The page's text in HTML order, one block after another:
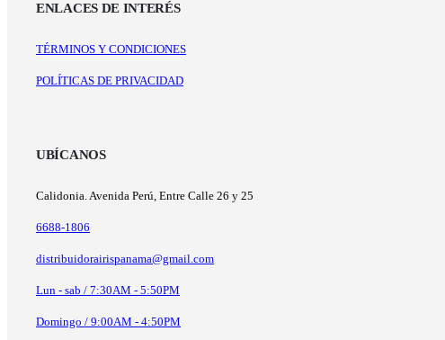
ENLACES DE INTERÉS
TÉRMINOS Y CONDICIONES
POLÍTICAS DE PRIVACIDAD
UBÍCANOS
Calidonia. Avenida Perú, Entre Calle 26 y 25
6688-1806
distribuidorairispanama@gmail.com
Lun - sab / 7:30AM - 5:50PM
Domingo / 9:00AM - 4:50PM